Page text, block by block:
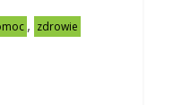
, zdrowie